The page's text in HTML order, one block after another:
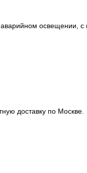
освещении,
доставку по Москве.